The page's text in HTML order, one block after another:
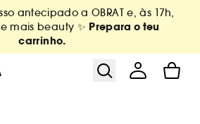
principal
antecipado a OBRAT e, às 17h,
mais beauty ✨ Prepara o teu
carrinho.